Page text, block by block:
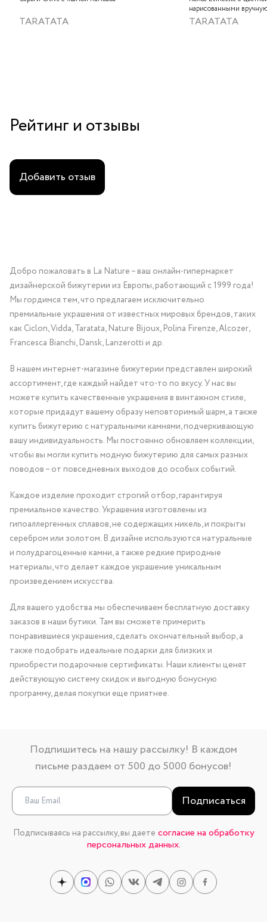
TARATATA
нарисованными
слюдяным порошком,
стеклянными бусинам
TARATATA
Рейтинг и отзывы
Добавить отзыв
Добро пожаловать в La Nature – ваш онлайн-гипермаркет
дизайнерской бижутерии из Европы, работающий с 1999 года!
Мы гордимся тем, что предлагаем исключительно
премиальные украшения от известных мировых брендов, таких
как Ciclon, Vidda, Taratata, Nature Bijoux, Polina Firenze, Alcozer,
Francesca Bianchi, Dansk, Lanzerotti и др.
В нашем интернет-магазине бижутерии представлен широкий
ассортимент, где каждый найдет что-то по вкусу. У нас вы
можете купить качественные украшения в винтажном стиле,
которые придадут вашему образу неповторимый шарм, а также
купить бижутерию с натуральными камнями, подчеркивающую
вашу индивидуальность. Мы постоянно обновляем коллекции,
чтобы вы могли купить модную бижутерию для самых разных
поводов – от повседневных выходов до особых событий.
Каждое изделие проходит строгий отбор, гарантируя
премиальное качество. Украшения изготовлены из
гипоаллергенных сплавов, не содержащих никель, и покрыты
серебром или золотом. В дизайне используются натуральные
и полудрагоценные камни, а также редкие природные
материалы, что делает каждое украшение уникальным
произведением искусства.
Для вашего удобства мы обеспечиваем бесплатную доставку
заказов в наши бутики. Там вы сможете примерить
понравившиеся украшения, сделать окончательный выбор, а
также подобрать идеальные подарки для близких и
приобрести подарочные сертификаты. Наши клиенты ценят
действующую систему скидок и выгодную бонусную
программу, делая покупки еще приятнее.
Подпишитесь на нашу рассылку! В каждом
письме раздаем от 500 до 5000 бонусов!
Подписаться
Подписываясь на рассылку, вы даете согласие на обработку
персональных данных.